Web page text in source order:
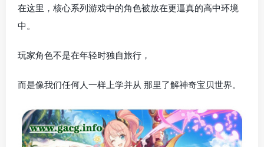
在这里，核心系列游戏中的角色被放在更逼真的高中环境
中。
玩家角色不是在年轻时独自旅行，
而是像我们任何人一样上学并从 那里了解神奇宝贝世界。